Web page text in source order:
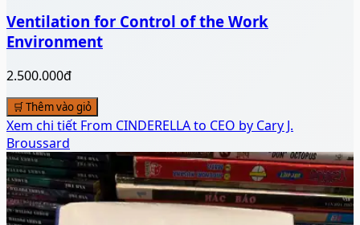
Ventilation for Control of the Work
Environment
2.500.000đ
🛒 Thêm vào giỏ
Xem chi tiết From CINDERELLA to CEO by Cary J.
Broussard